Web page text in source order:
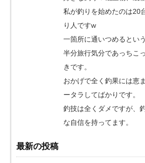
私が釣りを始めたのは20
り人ですw
一箇所に通いつめるとい
半分旅行気分であっちこ
きです。
おかげで全く釣果には恵
ータラしてばかりです。
釣技は全くダメですが、
な自信を持ってます。
最新の投稿